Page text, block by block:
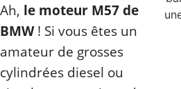
Ah, le moteur M57 de
BMW! Si vous êtes un
amateur de grosses
cylindrées diesel ou